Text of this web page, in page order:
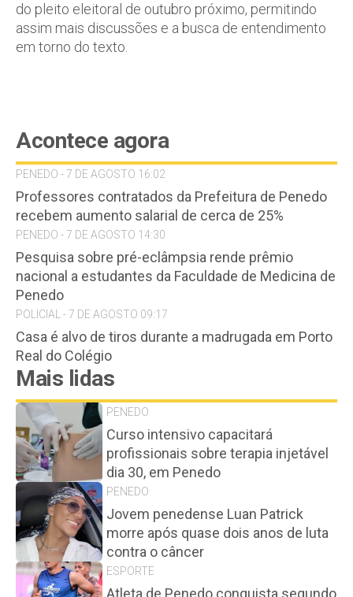
do pleito eleitoral de outubro próximo, permitindo
assim mais discussões e a busca de entendimento
em torno do texto.
Acontece agora
PENEDO - 7 DE AGOSTO 16:02
Professores contratados da Prefeitura de Penedo
recebem aumento salarial de cerca de 25%
PENEDO - 7 DE AGOSTO 14:30
Pesquisa sobre pré-eclâmpsia rende prêmio
nacional a estudantes da Faculdade de Medicina de
Penedo
POLICIAL - 7 DE AGOSTO 09:17
Casa é alvo de tiros durante a madrugada em Porto
Real do Colégio
Mais lidas
PENEDO
Curso intensivo capacitará
profissionais sobre terapia injetável
dia 30, em Penedo
PENEDO
Jovem penedense Luan Patrick
morre após quase dois anos de luta
contra o câncer
ESPORTE
Atleta de Penedo conquista segundo